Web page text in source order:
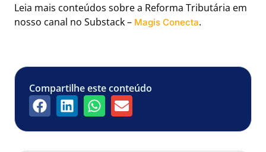
Leia mais conteúdos sobre a Reforma Tributária em
nosso canal no Substack – Magis Conecta.
Compartilhe este conteúdo